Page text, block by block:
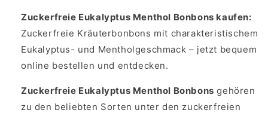
Menthol
Bonbons
Menthol
Bonbons
Zuckerfreie Eukalyptus Menthol Bonbons kaufen:
Zuckerfreie Kräuterbonbons mit charakteristischem
Eukalyptus- und Mentholgeschmack – jetzt bequem
online bestellen und entdecken.
Zuckerfreie Eukalyptus Menthol Bonbons gehören
zu den beliebten Sorten unter den zuckerfreien